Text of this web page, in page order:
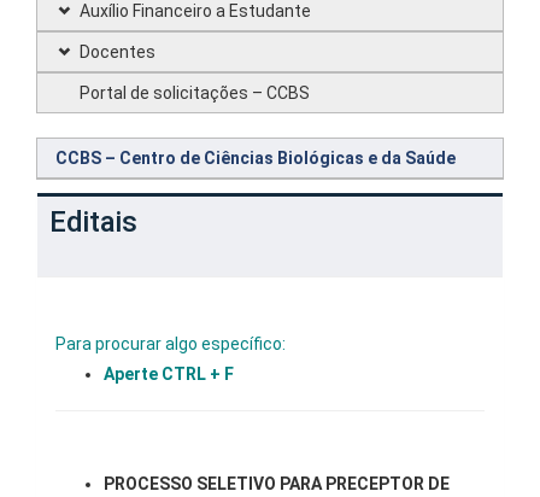
Auxílio Financeiro a Estudante
Docentes
Portal de solicitações – CCBS
CCBS – Centro de Ciências Biológicas e da Saúde
Editais
Para procurar algo específico:
Aperte CTRL + F
PROCESSO SELETIVO PARA PRECEPTOR DE